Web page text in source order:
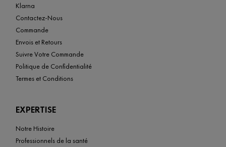
Klarna
Contactez-Nous
Commande
Envois et Retours
Suivre Votre Commande
Politique de Confidentialité
Termes et Conditions
EXPERTISE
Notre Histoire
Professionnels de la santé